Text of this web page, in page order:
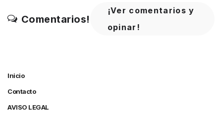
Comentarios!
¡Ver comentarios y
opinar!
Inicio
Contacto
AVISO LEGAL